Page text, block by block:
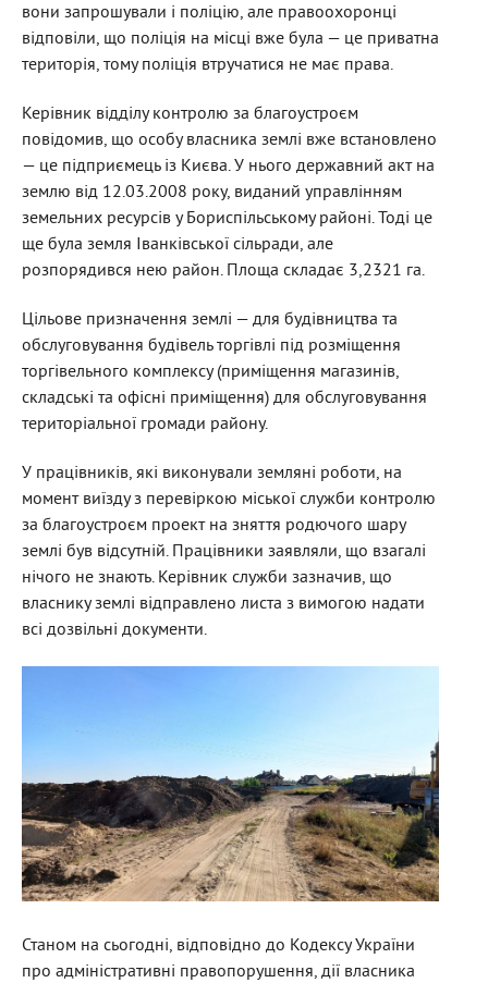
вони запрошували і поліцію, але правоохоронці
відповіли, що поліція на місці вже була — це приватна
територія, тому поліція втручатися не має права.
Керівник відділу контролю за благоустроєм
повідомив, що особу власника землі вже встановлено
— це підприємець із Києва. У нього державний акт на
землю від 12.03.2008 року, виданий управлінням
земельних ресурсів у Бориспільському районі. Тоді це
ще була земля Іванківської сільради, але
розпорядився нею район. Площа складає 3,2321 га.
Цільове призначення землі — для будівництва та
обслуговування будівель торгівлі під розміщення
торгівельного комплексу (приміщення магазинів,
складські та офісні приміщення) для обслуговування
територіальної громади району.
У працівників, які виконували земляні роботи, на
момент виїзду з перевіркою міської служби контролю
за благоустроєм проект на зняття родючого шару
землі був відсутній. Працівники заявляли, що взагалі
нічого не знають. Керівник служби зазначив, що
власнику землі відправлено листа з вимогою надати
всі дозвільні документи.
Станом на сьогодні, відповідно до Кодексу України
про адміністративні правопорушення, дії власника